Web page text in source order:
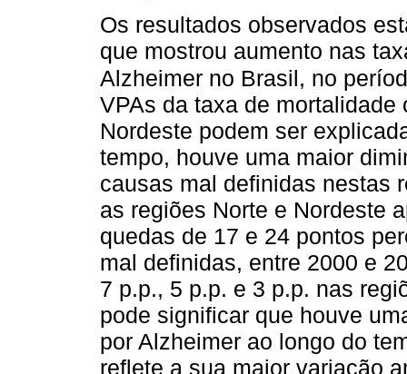
Os resultados observados
que mostrou aumento nas
Alzheimer no Brasil, no
VPAs da taxa de
Nordeste podem ser
tempo, houve uma maior
causas mal definidas nestas
as regiões Norte e Nordeste
quedas de 17 e 24 pontos
mal definidas, entre 2000 e
7 p.p., 5 p.p. e 3 p.p. nas
pode significar que houve
por Alzheimer ao longo do
reflete a sua maior variação